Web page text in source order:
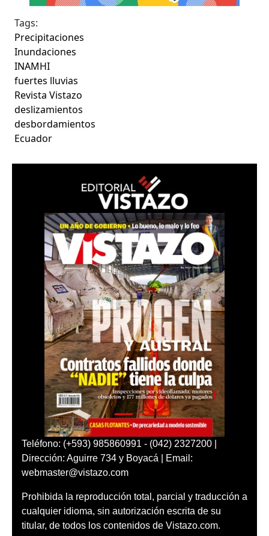
Tags:
Precipitaciones
Inundaciones
INAMHI
fuertes lluvias
Revista Vistazo
deslizamientos
desbordamientos
Ecuador
Teléfono: (+593) 985860991 - (042) 2327200 |
Dirección: Aguirre 734 y Boyacá | Email:
webmaster@vistazo.com
Prohibida la reproducción total, parcial y traducción a
cualquier idioma, sin autorización escrita de su
titular, de todos los contenidos de Vistazo.com.